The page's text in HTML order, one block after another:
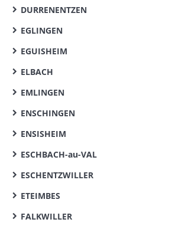
DURRENENTZEN
EGLINGEN
EGUISHEIM
ELBACH
EMLINGEN
ENSCHINGEN
ENSISHEIM
ESCHBACH-au-VAL
ESCHENTZWILLER
ETEIMBES
FALKWILLER